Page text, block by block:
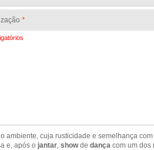
*
ambiente, cuja rusticidade e semelhança
e, após o jantar showde dança com um dos